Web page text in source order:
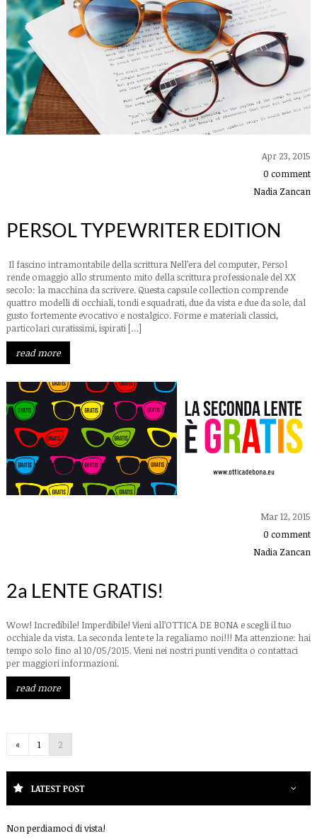
Apr 23, 2015
0 comment
Nadia Zancan
PERSOL TYPEWRITER EDITION
Il fascino intramontabile della scrittura Nell’era del computer, Persol
rende omaggio allo strumento mito della scrittura professionale del XX
secolo: la macchina da scrivere. Questa capsule collection comprende
quattro modelli di occhiali, tondi e squadrati, due da vista e due da sole, dal
gusto fortemente evocativo e nostalgico. Forme e materiali classici,
particolari curatissimi, ispirati […]
read more
Mar 12, 2015
0 comment
Nadia Zancan
2a LENTE GRATIS!
Wow! Incredibile! Imperdibile! Vieni all’OTTICA DE BONA e scegli il tuo
occhiale da vista. La seconda lente te la regaliamo noi!!! Ma attenzione: hai
tempo solo fino al 10/05/2015. Vieni nei nostri punti vendita o contattaci
per maggiori informazioni.
read more
« 1 2
LATEST POST
Non perdiamoci di vista!